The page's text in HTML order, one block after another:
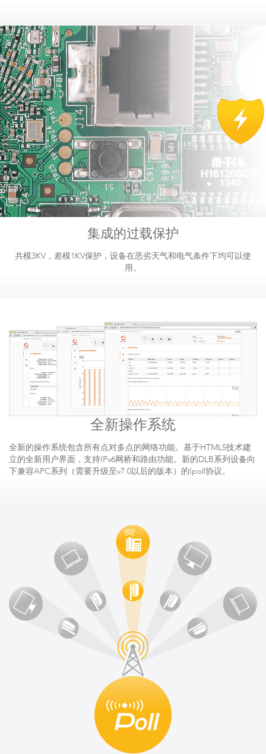
集成的过载保护
共模3KV，差模1KV保护，设备在恶劣天气和电气条件下均可以使
用。
全新操作系统
全新的操作系统包含所有点对多点的网络功能。基于HTML5技术建
立的全新用户界面，支持IPv6网桥和路由功能。新的DLB系列设备向
下兼容APC系列（需要升级至v7.0以后的版本）的Ipoll协议。